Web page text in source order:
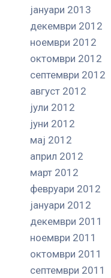
јануари 2013
декември 2012
ноември 2012
октомври 2012
септември 2012
август 2012
јули 2012
јуни 2012
мај 2012
април 2012
март 2012
февруари 2012
јануари 2012
декември 2011
ноември 2011
октомври 2011
септември 2011